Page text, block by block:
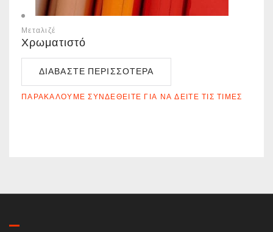
Μεταλιζέ
Χρωματιστό
ΔΙΑΒΆΣΤΕ ΠΕΡΙΣΣΌΤΕΡΑ
ΠΑΡΑΚΑΛΟΎΜΕ ΣΥΝΔΕΘΕΊΤΕ ΓΙΑ ΝΑ ΔΕΊΤΕ ΤΙΣ ΤΙΜΈΣ